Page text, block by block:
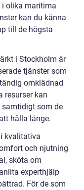
i olika maritima
kan du känna
till de högsta
i Stockholm är
tjänster som
omklädnad
resurser kan
samtidigt som de
hålla länge.
kvalitativa
och njutning
sköta om
experthjälp
För de som